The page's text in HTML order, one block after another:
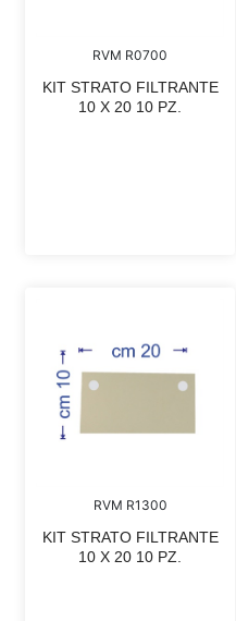
RVM R0700
KIT STRATO FILTRANTE
10 X 20 10 PZ.
RVM R1300
KIT STRATO FILTRANTE
10 X 20 10 PZ.